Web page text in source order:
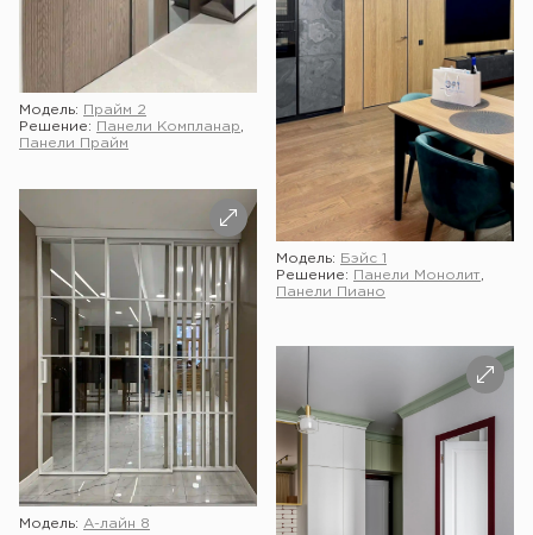
Модель:
Прайм 2
Решение:
Панели Компланар
Панели Прайм
Модель:
Бэйс 1
Решение:
Панели Монолит
Панели Пиано
Модель: А-лайн 8